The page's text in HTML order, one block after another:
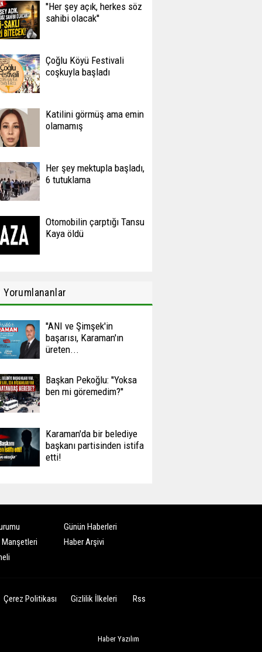
''Her şey açık, herkes söz
sahibi olacak''
Çoğlu Köyü Festivali
coşkuyla başladı
Katilini görmüş ama emin
olamamış
Her şey mektupla başladı,
6 tutuklama
Otomobilin çarptığı Tansu
Kaya öldü
Yorumlananlar
''ANI ve Şimşek'in
başarısı, Karaman'ın
üreten...
Başkan Pekoğlu: ''Yoksa
ben mi göremedim?''
Karaman'da bir belediye
başkanı partisinden istifa
etti!
Günün Haberleri
Haber Arşivi
Çerez Politikası Gizlilik İlkeleri Rss
Haber Yazılım